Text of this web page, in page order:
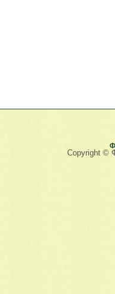
Copyright ©